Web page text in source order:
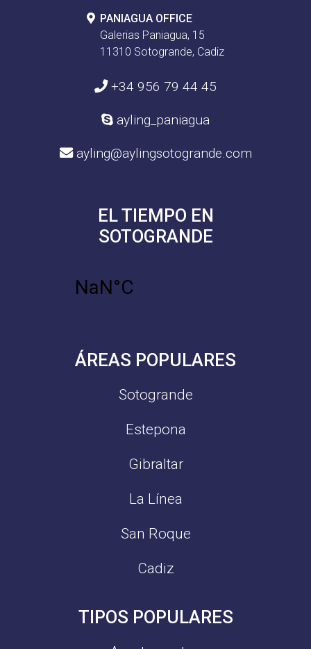
PANIAGUA OFFICE
Galerias Paniagua, 15
11310 Sotogrande, Cadiz
+34 956 79 44 45
ayling_paniagua
ayling@aylingsotogrande.com
EL TIEMPO EN
SOTOGRANDE
ÁREAS POPULARES
Sotogrande
Estepona
Gibraltar
La Línea
San Roque
Cadiz
TIPOS POPULARES